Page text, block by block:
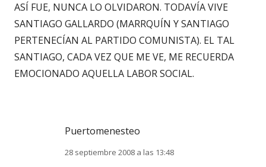
ASÍ FUE, NUNCA LO OLVIDARON. TODAVÍA VIVE
SANTIAGO GALLARDO (MARRQUÍN Y SANTIAGO
PERTENECÍAN AL PARTIDO COMUNISTA). EL TAL
SANTIAGO, CADA VEZ QUE ME VE, ME RECUERDA
EMOCIONADO AQUELLA LABOR SOCIAL.
Puertomenesteo
28 septiembre 2008 a las 13:48